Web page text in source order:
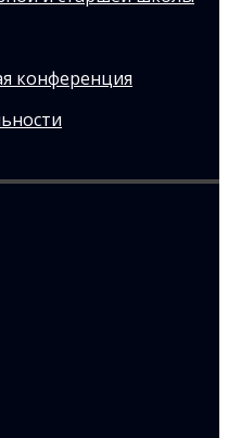
конференция